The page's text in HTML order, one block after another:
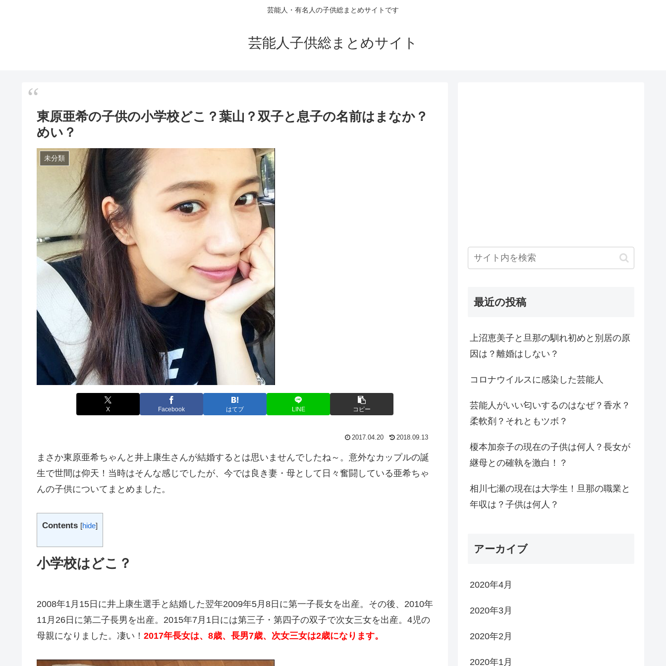
芸能人・有名人の子供総まとめサイトです
芸能人子供総まとめサイト
東原亜希の子供の小学校どこ？葉山？双子と息子の名前はまなか？
めい？
未分類
X Facebook はてブ LINE コピー
2017.04.20 2018.09.13
まさか東原亜希ちゃんと井上康生さんが結婚するとは思いませんでしたね～。意外なカップルの誕
生で世間は仰天！当時はそんな感じでしたが、今では良き妻・母として日々奮闘している亜希ちゃ
んの子供についてまとめました。
Contents [hide]
小学校はどこ？
2008年1月15日に井上康生選手と結婚した翌年2009年5月8日に第一子長女を出産。その後、2010年
11月26日に第二子長男を出産。2015年7月1日には第三子・第四子の双子で次女三女を出産。4児の
母親になりました。凄い！ 2017年長女は、8歳、長男7歳、次女三女は2歳になります。
最近の投稿
上沼恵美子と旦那の馴れ初めと別居の原
因は？離婚はしない？
コロナウイルスに感染した芸能人
芸能人がいい匂いするのはなぜ？香水？
柔軟剤？それともツボ？
榎本加奈子の現在の子供は何人？長女が
継母との確執を激白！？
相川七瀬の現在は大学生！旦那の職業と
年収は？子供は何人？
アーカイブ
2020年4月
2020年3月
2020年2月
2020年1月